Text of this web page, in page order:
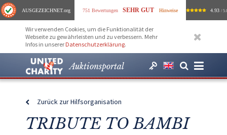
AUSGEZEICHNET.org 751 Bewertungen SEHR GUT Hinweise 4.93 /
Wir verwenden Cookies, um die Funktionalität der
Webseite zu gewährleisten und zu verbessern. Mehr
Infos in unserer Datenschutzerklärung.
Auktionsportal
Zurück zur Hilfsorganisation
TRIBUTE TO BAMBI